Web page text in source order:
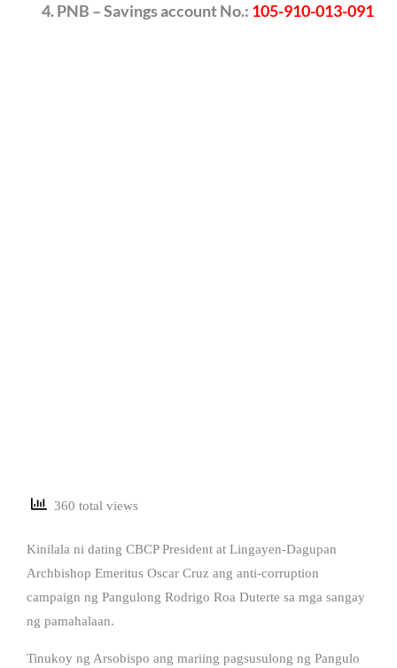
PNB – Savings account No.: 105-910-013-091
360 total views
Kinilala ni dating CBCP President at Lingayen-Dagupan
Archbishop Emeritus Oscar Cruz ang anti-corruption
campaign ng Pangulong Rodrigo Roa Duterte sa mga sangay
ng pamahalaan.
Tinukoy ng Arsobispo ang mariing pagsusulong ng Pangulo